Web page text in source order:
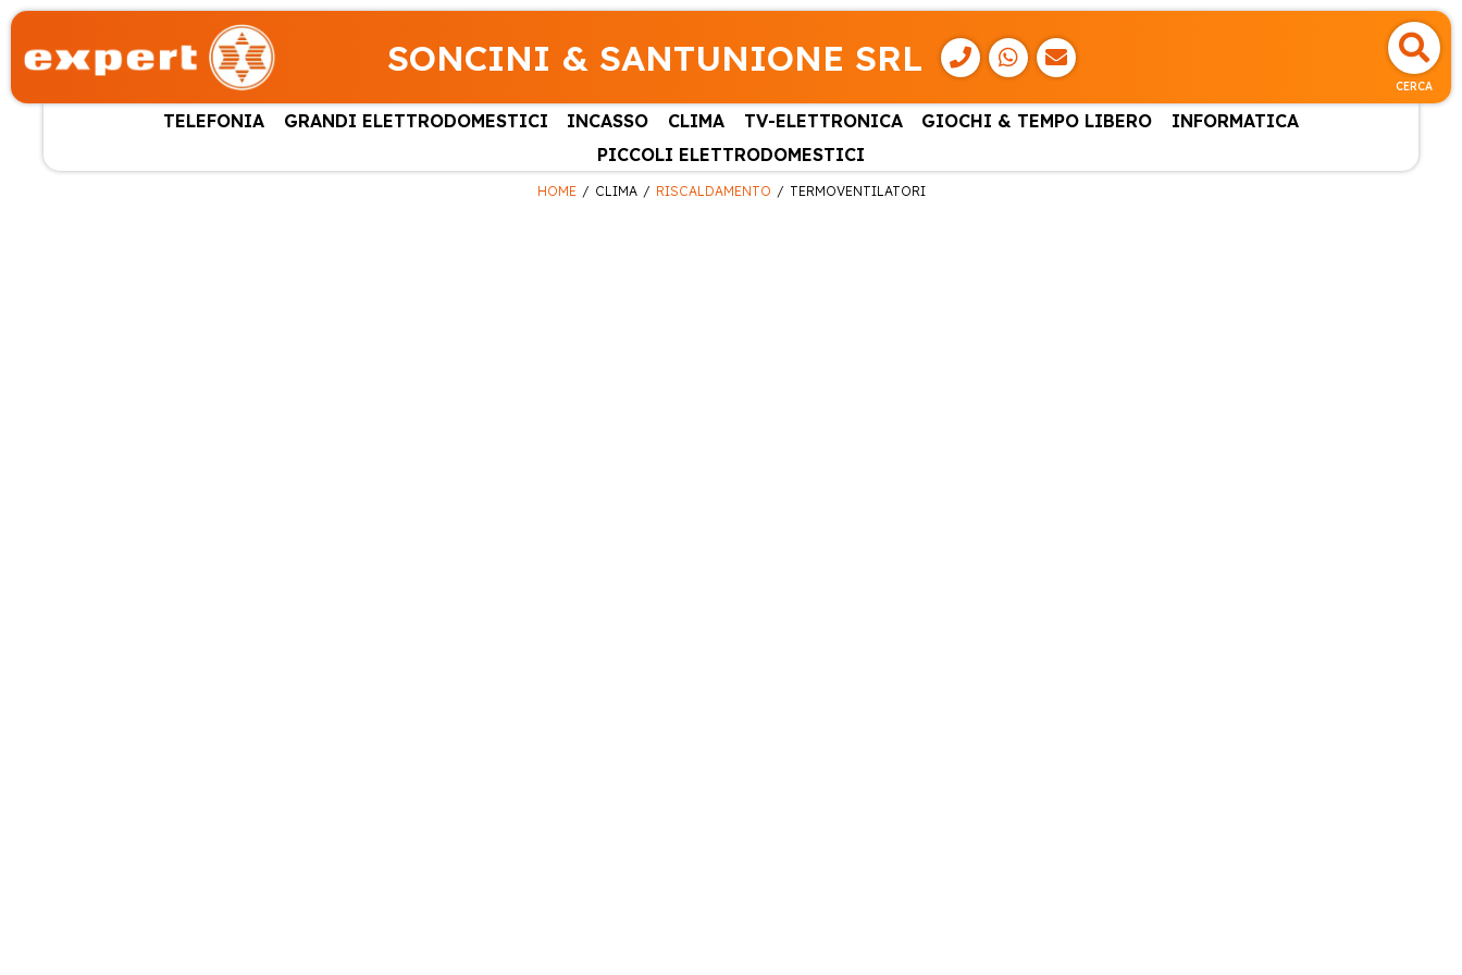
SONCINI & SANTUNIONE SRL
CERCA
TELEFONIA GRANDI ELETTRODOMESTICI INCASSO CLIMA TV-ELETTRONICA GIOCHI & TEMPO LIBERO
INFORMATICA
PICCOLI ELETTRODOMESTICI
HOME CLIMA RISCALDAMENTO TERMOVENTILATORI